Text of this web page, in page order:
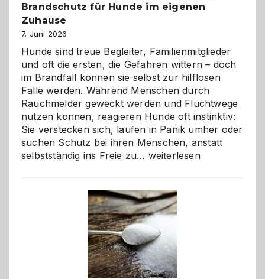
Brandschutz für Hunde im eigenen
Zuhause
7. Juni 2026
Hunde sind treue Begleiter, Familienmitglieder
und oft die ersten, die Gefahren wittern – doch
im Brandfall können sie selbst zur hilflosen
Falle werden. Während Menschen durch
Rauchmelder geweckt werden und Fluchtwege
nutzen können, reagieren Hunde oft instinktiv:
Sie verstecken sich, laufen in Panik umher oder
suchen Schutz bei ihren Menschen, anstatt
selbstständig ins Freie zu… Wenn
Freund
in
Gefahr
ist:
Brandschutz
für
Hunde
weiterlesen